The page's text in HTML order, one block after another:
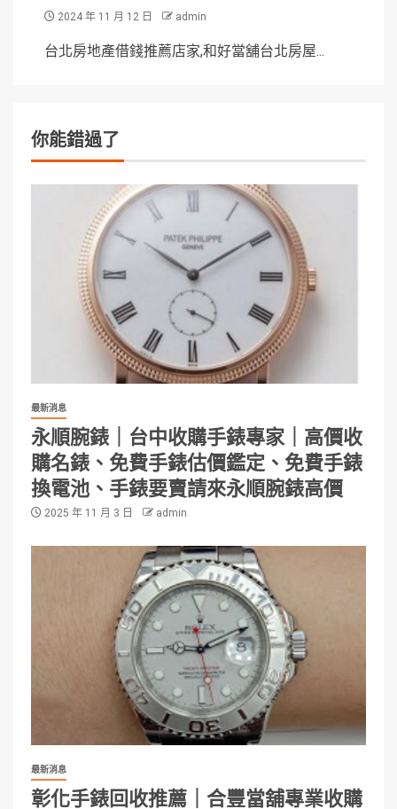
2024 年 11 月 12 日 admin
台北房地產借錢推薦店家,和好當舖台北房屋...
你能錯過了
最新消息
永順腕錶｜台中收購手錶專家｜高價收
購名錶、免費手錶估價鑑定、免費手錶
換電池、手錶要賣請來永順腕錶高價
2025 年 11 月 3 日 admin
最新消息
彰化手錶回收推薦｜合豐當舖專業收購